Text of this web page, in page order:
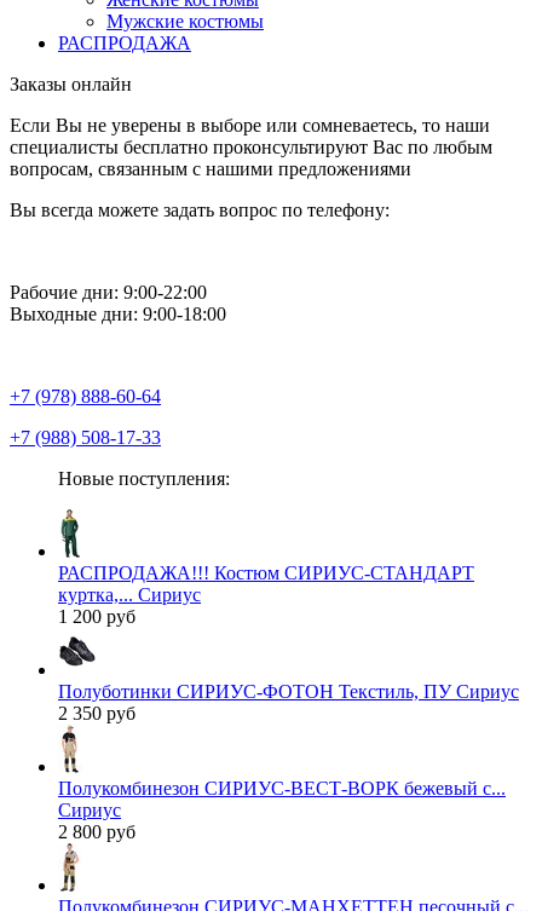
Мужские костюмы
РАСПРОДАЖА
Заказы онлайн
Если Вы не уверены в выборе или сомневаетесь, то наши
специалисты бесплатно проконсультируют Вас по любым
вопросам, связанным с нашими предложениями
Вы всегда можете задать вопрос по телефону:
Рабочие дни: 9:00-22:00
Выходные дни: 9:00-18:00
+7 (978) 888-60-64
+7 (988) 508-17-33
Новые поступления:
РАСПРОДАЖА!!! Костюм СИРИУС-СТАНДАРТ
куртка,... Сириус
1 200 руб
Полуботинки СИРИУС-ФОТОН Текстиль, ПУ Сириус
2 350 руб
Полукомбинезон СИРИУС-ВЕСТ-ВОРК бежевый с...
Сириус
2 800 руб
Полукомбинезон СИРИУС-МАНХЕТТЕН песочный с...